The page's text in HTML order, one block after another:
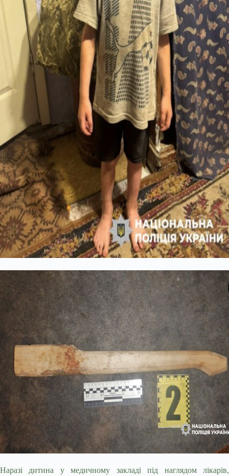
Наразі дитина у медичному закладі під наглядом лікарів,